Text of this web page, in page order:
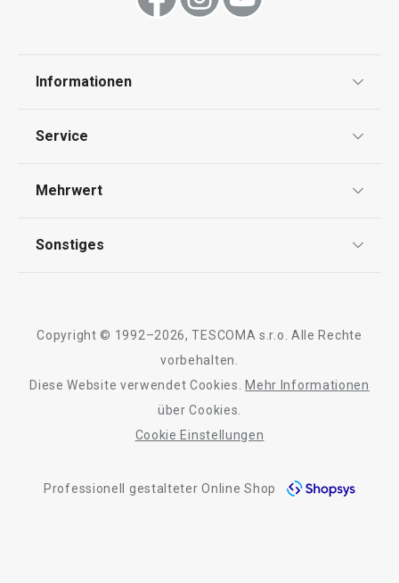
Informationen
Impressum
Service
Rückgabe von Waren/Reklamation
Mehrwert
Sonstiges
Barrierefreiheit
Copyright © 1992–2026, TESCOMA s.r.o. Alle Rechte
vorbehalten.
Diese Website verwendet Cookies.
Mehr Informationen
über Cookies.
Cookie Einstellungen
Professionell gestalteter Online Shop